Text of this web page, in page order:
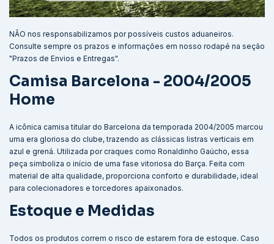
NÃO nos responsabilizamos por possíveis custos aduaneiros.
Consulte sempre os prazos e informações em nosso rodapé na seção
"Prazos de Envios e Entregas".
Camisa Barcelona - 2004/2005
Home
A icônica camisa titular do Barcelona da temporada 2004/2005 marcou
uma era gloriosa do clube, trazendo as clássicas listras verticais em
azul e grená. Utilizada por craques como Ronaldinho Gaúcho, essa
peça simboliza o início de uma fase vitoriosa do Barça. Feita com
material de alta qualidade, proporciona conforto e durabilidade, ideal
para colecionadores e torcedores apaixonados.
Estoque e Medidas
Todos os produtos correm o risco de estarem fora de estoque. Caso